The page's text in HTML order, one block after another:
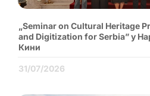
„Seminar on Cultural Heritage
and Digitization for Serbia” у
Кини
31/07/2026